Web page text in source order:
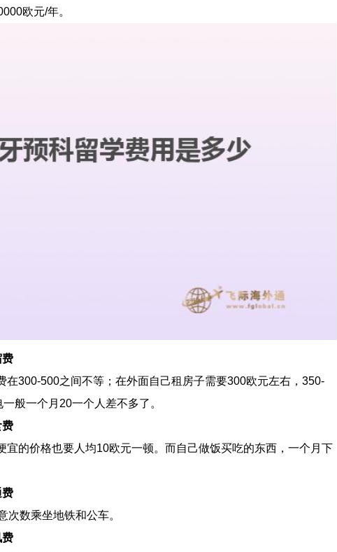
欧元/年。
300-500之间不等；在外面自己租房子需要300欧元左右，350-
般一个月20一个人差不多了。
的价格也要人均10欧元一顿。而自己做饭买吃的东西，一个月下
数乘坐地铁和公车。